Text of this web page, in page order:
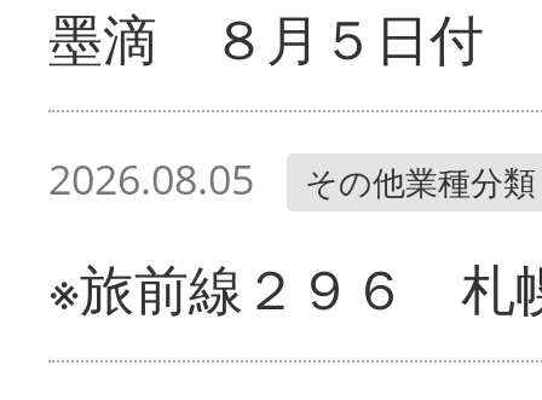
墨滴 ８月５日付
2026.08.05 その他業種分類
※旅前線２９６ 札